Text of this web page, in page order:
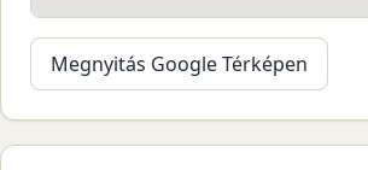
Megnyitás Google Térképen